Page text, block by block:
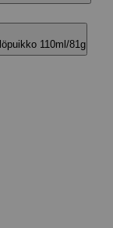
110ml/81g